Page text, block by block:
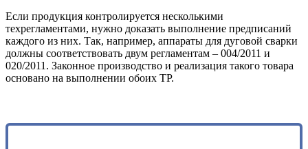
Если продукция контролируется несколькими
техрегламентами, нужно доказать выполнение предписаний
каждого из них. Так, например, аппараты для дуговой сварки
должны соответствовать двум регламентам – 004/2011 и
020/2011. Законное производство и реализация такого товара
основано на выполнении обоих ТР.